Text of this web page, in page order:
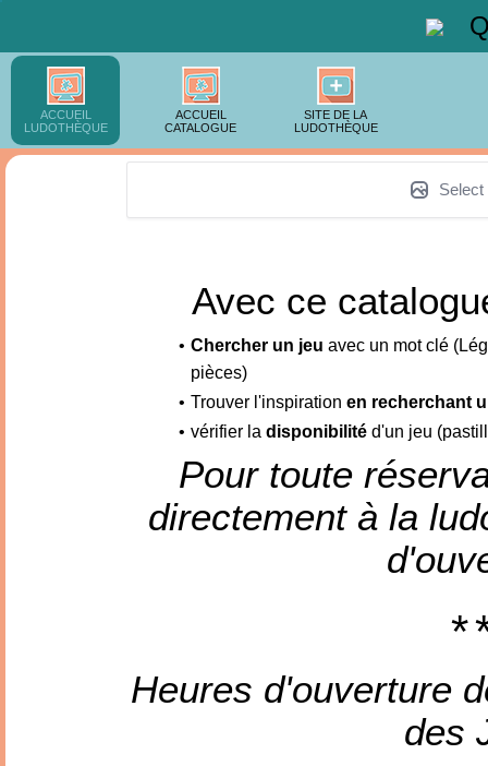
ACCUEIL
LUDOTHÈQUE
ACCUEIL
CATALOGUE
SITE DE LA
LUDOTHÈQUE
Select
Avec ce
Chercher un jeu avec un mot clé
pièces)
Trouver l'inspiration en recherchant
vérifier la disponibilité d'un jeu
Pour toute
directement à la
Heures d'ouverture
des